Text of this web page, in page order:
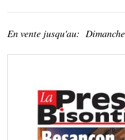
En vente jusqu'au: